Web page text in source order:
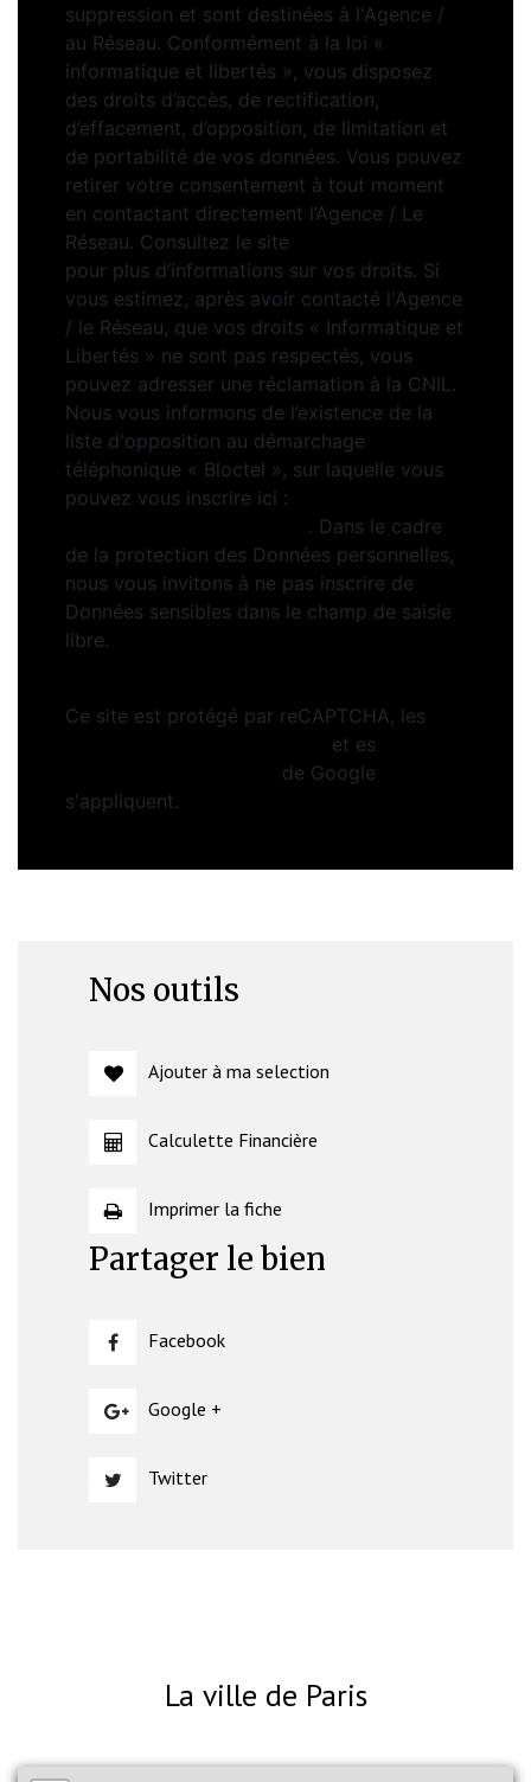
suppression et sont destinées à l'Agence /
au Réseau. Conformément à la loi «
informatique et libertés », vous disposez
des droits d’accès, de rectification,
d’effacement, d’opposition, de limitation et
de portabilité de vos données. Vous pouvez
retirer votre consentement à tout moment
en contactant directement l’Agence / Le
Réseau. Consultez le site
pour plus d’informations sur vos droits. Si
vous estimez, après avoir contacté l'Agence
/ le Réseau, que vos droits « Informatique et
Libertés » ne sont pas respectés, vous
pouvez adresser une réclamation à la CNIL.
Nous vous informons de l’existence de la
liste d'opposition au démarchage
téléphonique « Bloctel », sur laquelle vous
pouvez vous inscrire ici :
. Dans le cadre
de la protection des Données personnelles,
nous vous invitons à ne pas inscrire de
Données sensibles dans le champ de saisie
libre.
Ce site est protégé par reCAPTCHA, les
et es
de Google
s'appliquent.
Nos outils
Ajouter à ma selection
Calculette Financière
Imprimer la fiche
Partager le bien
Facebook
Google +
Twitter
La ville de Paris